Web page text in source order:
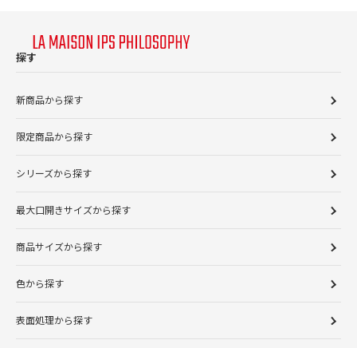
探す
新商品から探す
限定商品から探す
シリーズから探す
最大口開きサイズから探す
商品サイズから探す
色から探す
表面処理から探す